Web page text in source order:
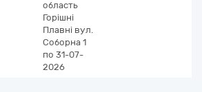
область
Горішні
Плавні вул.
Соборна 1
по 31-07-
2026